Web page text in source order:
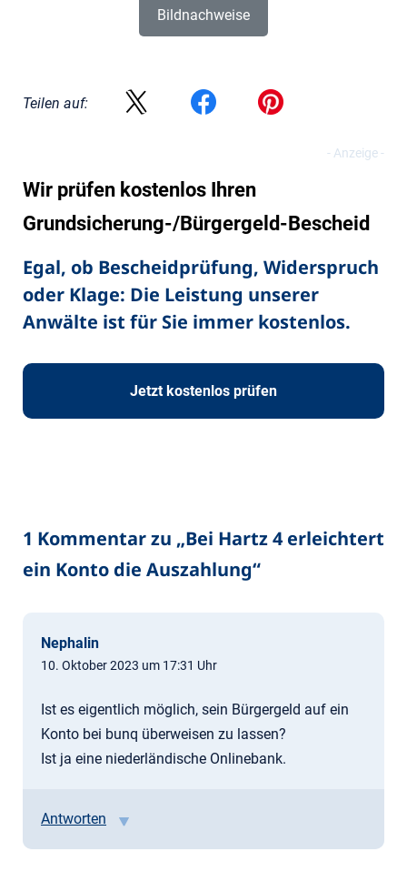
Bildnachweise
Teilen auf:
Wir prüfen kostenlos Ihren
Grundsicherung-/Bürgergeld-Bescheid
Egal, ob Bescheidprüfung, Widerspruch
oder Klage: Die Leistung unserer
Anwälte ist für Sie immer kostenlos.
Jetzt kostenlos prüfen
1 Kommentar zu „Bei Hartz 4 erleichtert
ein Konto die Auszahlung“
Nephalin
10. Oktober 2023 um 17:31 Uhr
Ist es eigentlich möglich, sein Bürgergeld auf ein
Konto bei bunq überweisen zu lassen?
Ist ja eine niederländische Onlinebank.
Antworten